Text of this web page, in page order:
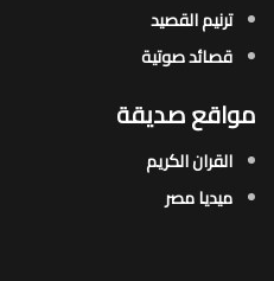
ترنيم القصيد
قصائد صوتية
مواقع صديقة
القران الكريم
ميديا مصر